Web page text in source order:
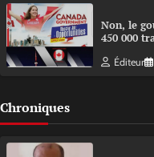
Non, le
450 000
Éditeur
Chroniques